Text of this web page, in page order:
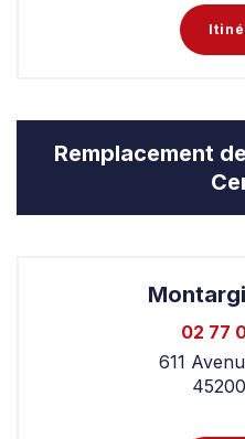
Remplacement
02 77
611